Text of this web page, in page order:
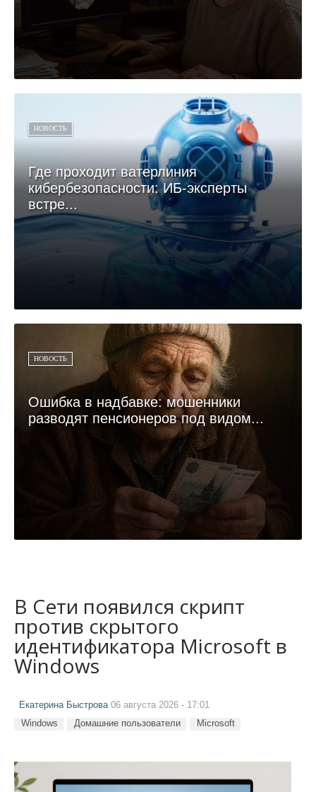
НОВОСТЬ
Где проходит ватерлиния
кибербезопасности: ИБ-эксперты
встре...
НОВОСТЬ
Ошибка в надбавке: мошенники
разводят пенсионеров под видом...
В Сети появился скрипт
против скрытого
идентификатора Microsoft в
Windows
Екатерина Быстрова06 августа 2026 - 17:01
Windows Домашние пользователи Microsoft